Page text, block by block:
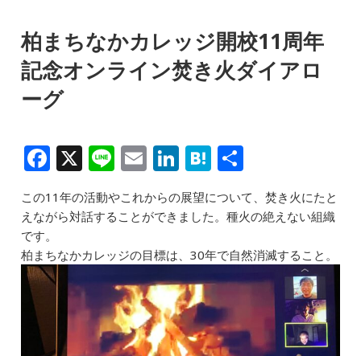
柏まちなかカレッジ開校11周年
記念オンライン焚き火ダイアロ
ーグ
F
a
c
e
b
o
o
k
X Li
e
E
m
ai
l
Li
n
k
e
dI
n
H
e
a
有
この11年の活動やこれからの展望について、焚き火にたと
えながら対話することができました。種火の絶えない組織
です。
柏まちなかカレッジの目標は、30年で自然消滅すること。